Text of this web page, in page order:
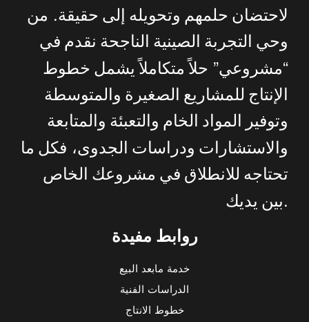
روابط مفيدة
خدمة مابعد البيع
الدراسات الفنية
خطوط الانتاج
لاحتضان حلمهم وتحويله إلى حقيقة. من
وحي التجربة الصينية الناجحة نقدم في
“مشروعي” حلاً متكاملاً يشمل خطوط
الإنتاج للمشاريع الصغيرة والمتوسطة
وتوفير
المواد الخام والتعبئة والمتابعة
والاستشارات ودراسات الجدوى، فكل ما
تحتاجه للانطلاق في مشروعك الخاص
بين يديك .